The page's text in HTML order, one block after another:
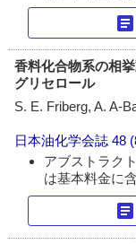
article
香料化合物系の相
グリセロール
S. E. Friberg, A. A-
日本油化学会誌 48
アブストラク
は基本料金に
article